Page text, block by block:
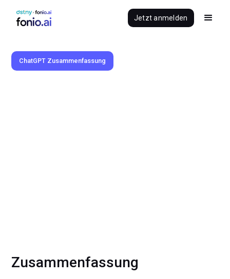
Jetzt anmelden
ChatGPT Zusammenfassung
Zusammenfassung